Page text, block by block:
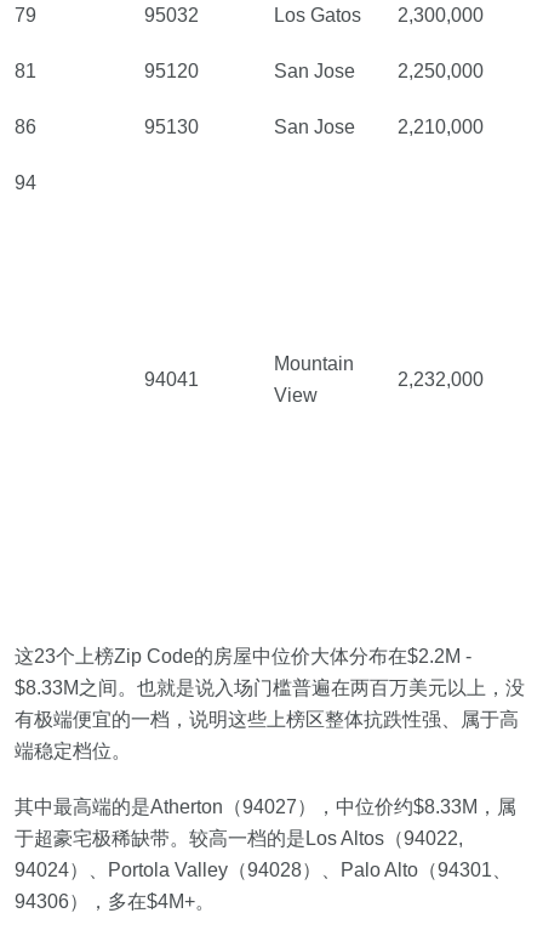
79 95032 Los Gatos 2,300,000
81 95120 San Jose 2,250,000
86 95130 San Jose 2,210,000
94
94041
Mountain
View
2,232,000
这23个上榜Zip Code的房屋中位价大体分布在$2.2M -
$8.33M之间。也就是说入场门槛普遍在两百万美元以上，没
有极端便宜的一档，说明这些上榜区整体抗跌性强、属于高
端稳定档位。
其中最高端的是Atherton（94027），中位价约$8.33M，属
于超豪宅极稀缺带。较高一档的是Los Altos（94022,
94024）、Portola Valley（94028）、Palo Alto（94301、
94306），多在$4M+。